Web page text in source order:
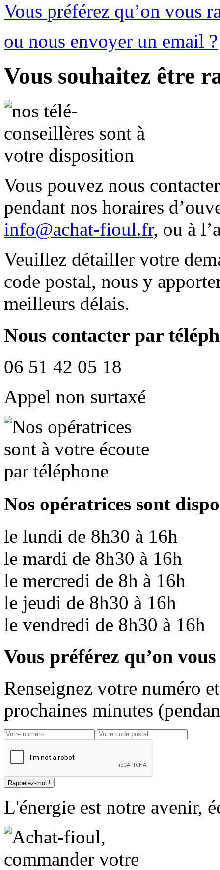
Vous préférez qu’on vous
ou nous envoyer un email ?
Vous souhaitez être
Vous pouvez nous
pendant nos horaires
info@achat-fioul.fr, ou à
Veuillez détailler votre
code postal, nous y
meilleurs délais.
Nous contacter par
06 51 42 05 18
Appel non surtaxé
Nos opératrices sont
le lundi de 8h30 à 16h
le mardi de 8h30 à 16h
le mercredi de 8h à 16h
le jeudi de 8h30 à 16h
le vendredi de 8h30 à 16h
Vous préférez qu’on
Renseignez votre numéro
prochaines minutes
L'énergie est notre avenir,